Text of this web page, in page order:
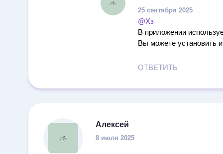
25 сентября 2025
@Хз
В приложении
Вы можете установить
ОТВЕТИТЬ
Алексей
8 июля 2025